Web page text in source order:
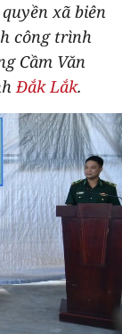
xã biên
công trình
Cầm Văn
Đắk Lắk.